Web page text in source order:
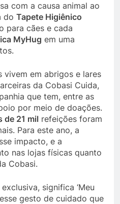
com a causa animal ao
do Tapete Higiênico
para cães e cada
MyHug em uma
vivem em abrigos e lares
da Cobasi Cuida,
que tem, entre as
por meio de doações.
de 21 mil refeições foram
Para este ano, a
impacto, e a
nas lojas físicas quanto
Cobasi.
significa ‘Meu
gesto de cuidado que